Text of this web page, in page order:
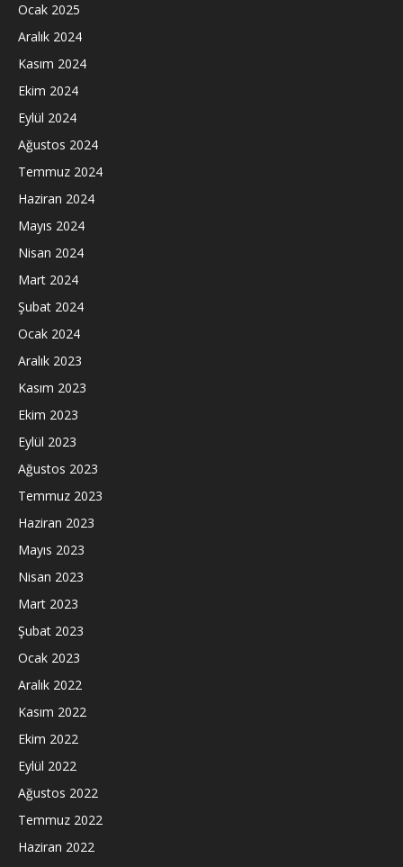
Ocak 2025
Aralık 2024
Kasım 2024
Ekim 2024
Eylül 2024
Ağustos 2024
Temmuz 2024
Haziran 2024
Mayıs 2024
Nisan 2024
Mart 2024
Şubat 2024
Ocak 2024
Aralık 2023
Kasım 2023
Ekim 2023
Eylül 2023
Ağustos 2023
Temmuz 2023
Haziran 2023
Mayıs 2023
Nisan 2023
Mart 2023
Şubat 2023
Ocak 2023
Aralık 2022
Kasım 2022
Ekim 2022
Eylül 2022
Ağustos 2022
Temmuz 2022
Haziran 2022